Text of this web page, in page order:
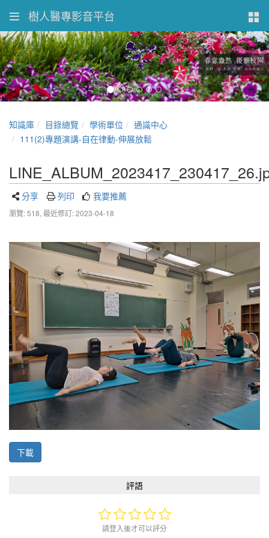
樹人醫專影音平台
知識庫 目錄總覽 學術單位
通識中心
111(2)專題演講-自在律動-伸展放鬆
分享 列印 我要推薦
瀏覽: 518, 最近修訂: 2023-04-18
下載
評語
請登入後才可以評分